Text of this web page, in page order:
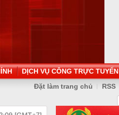
DỊCH VỤ CÔNG TRỰC TUYẾN
Đặt làm trang chủ RSS